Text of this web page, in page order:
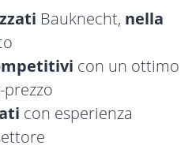
Bauknecht, nella
con un ottimo
con esperienza